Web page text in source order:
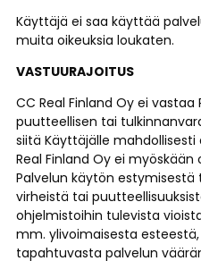
Käyttäjä ei saa käyttää
muita oikeuksia loukaten.
VASTUURAJOITUS
CC Real Finland Oy ei
puutteellisen tai
siitä Käyttäjälle
Real Finland Oy ei
Palvelun käytön estymisestä
virheistä tai
ohjelmistoihin tulevista
mm. ylivoimaisesta
tapahtuvasta palvelun